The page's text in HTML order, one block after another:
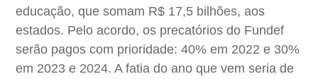
educação, que somam R$ 17,5 bilhões, aos
estados. Pelo acordo, os precatórios do Fundef
serão pagos com prioridade: 40% em 2022 e 30%
em 2023 e 2024. A fatia do ano que vem seria de